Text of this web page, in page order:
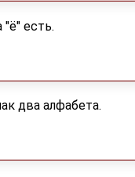
есть.
два алфабета.